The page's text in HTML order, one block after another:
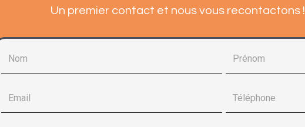
Un premier contact et nous vous recontactons !